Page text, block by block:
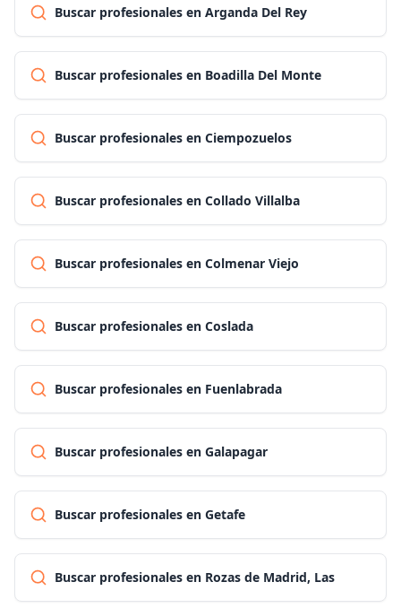
Buscar profesionales en Arganda Del Rey
Buscar profesionales en Boadilla Del Monte
Buscar profesionales en Ciempozuelos
Buscar profesionales en Collado Villalba
Buscar profesionales en Colmenar Viejo
Buscar profesionales en Coslada
Buscar profesionales en Fuenlabrada
Buscar profesionales en Galapagar
Buscar profesionales en Getafe
Buscar profesionales en Rozas de Madrid, Las